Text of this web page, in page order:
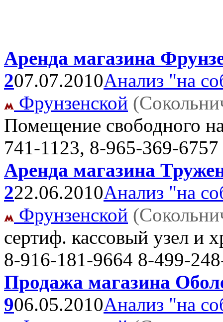
Аренда магазина
207.07.2010Анализ "на
Фрунзенской
Помещение свободного
741-1123, 8-965-369-6757
Аренда магазина
222.06.2010Анализ "на
Фрунзенской
сертиф. кассовый узел и
8-916-181-9664 8-499-
Продажа магазина
906.05.2010Анализ "на